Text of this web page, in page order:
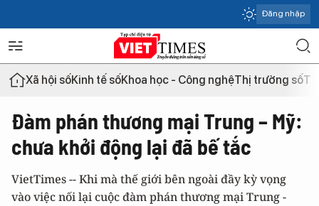
Đăng nhập
Xã hội sốKinh tế sốKhoa học - Công nghệThị trường số
Đàm phán thương mại Trung – Mỹ:
chưa khởi động lại đã bế tắc
VietTimes -- Khi mà thế giới bên ngoài đầy kỳ vọng
vào việc nối lại cuộc đàm phán thương mại Trung -